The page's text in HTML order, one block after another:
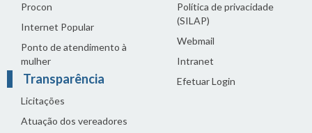
Procon
Internet Popular
Ponto de atendimento à
mulher
Transparência
Licitações
Atuação dos vereadores
Política de privacidade
(SILAP)
Webmail
Intranet
Efetuar Login